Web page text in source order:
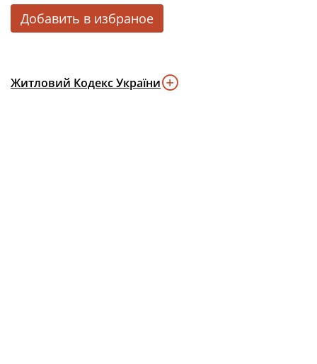
Добавить в избраное
Житловий Кодекс України